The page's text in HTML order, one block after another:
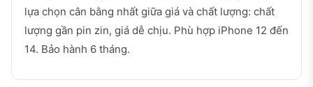
lựa chọn cân bằng nhất giữa giá và chất lượng: chất
lượng gần pin zin, giá dễ chịu. Phù hợp iPhone 12 đến
14. Bảo hành 6 tháng.